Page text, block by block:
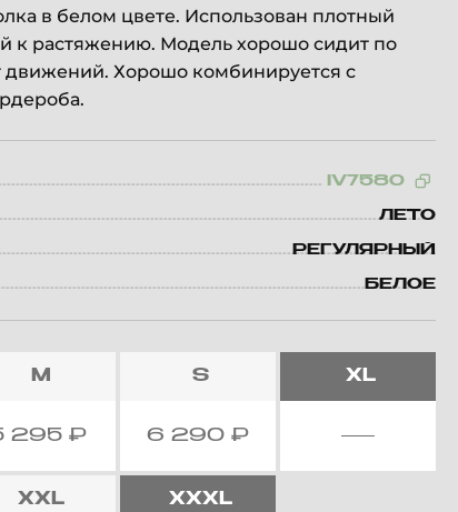
в белом цвете. Использован плотный
к растяжению. Модель хорошо сидит по
движений. Хорошо комбинируется с
IV7580
ЛЕТО
РЕГУЛЯРНЫЙ
БЕЛОЕ
M
295₽
S
6 290₽
XL
XXL XXXL